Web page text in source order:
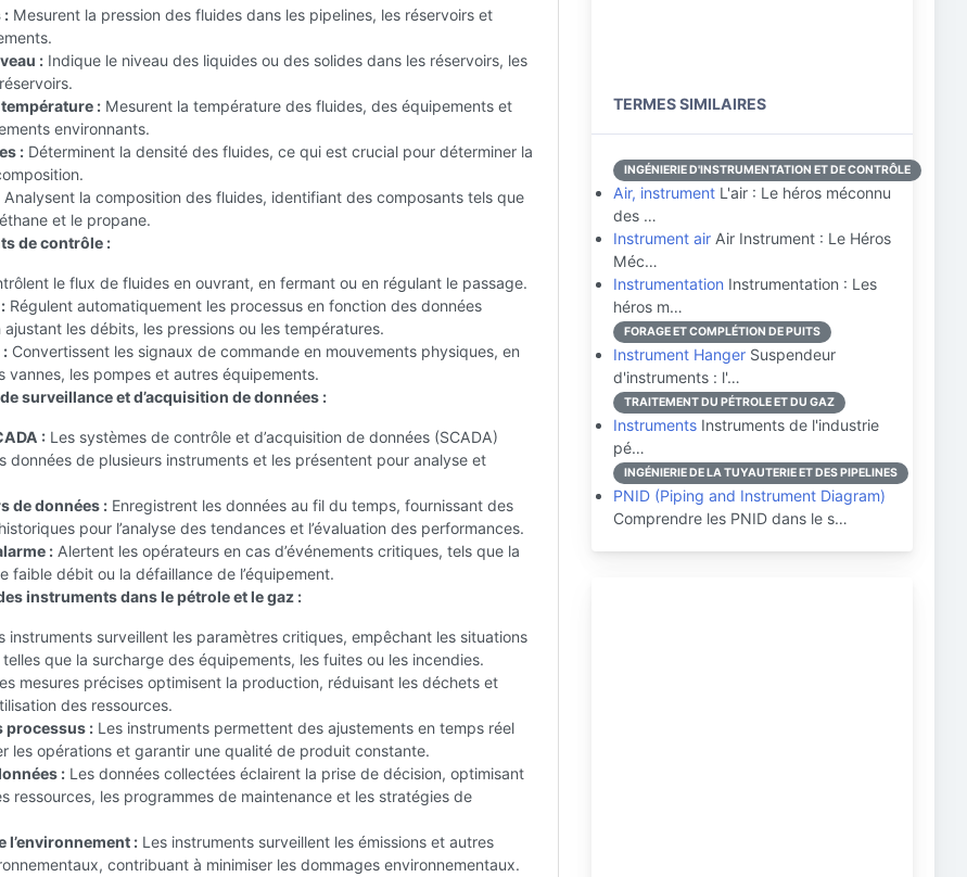
: Mesurent la pression des fluides dans les pipelines, les réservoirs et
: Indique le niveau des liquides ou des solides dans les réservoirs, les
: Mesurent la température des fluides, des équipements et
environnants.
: Déterminent la densité des fluides, ce qui est crucial pour déterminer la
Analysent la composition des fluides, identifiant des composants tels que
et le propane.
de contrôle :
le flux de fluides en ouvrant, en fermant ou en régulant le passage.
Régulent automatiquement les processus en fonction des données
ajustant les débits, les pressions ou les températures.
: Convertissent les signaux de commande en mouvements physiques, en
vannes, les pompes et autres équipements.
surveillance et d’acquisition de données :
: Les systèmes de contrôle et d’acquisition de données (SCADA)
données de plusieurs instruments et les présentent pour analyse et
de données : Enregistrent les données au fil du temps, fournissant des
pour l’analyse des tendances et l’évaluation des performances.
: Alertent les opérateurs en cas d’événements critiques, tels que la
faible débit ou la défaillance de l’équipement.
instruments dans le pétrole et le gaz :
instruments surveillent les paramètres critiques, empêchant les situations
que la surcharge des équipements, les fuites ou les incendies.
mesures précises optimisent la production, réduisant les déchets et
des ressources.
processus : Les instruments permettent des ajustements en temps réel
les opérations et garantir une qualité de produit constante.
: Les données collectées éclairent la prise de décision, optimisant
ressources, les programmes de maintenance et les stratégies de
l’environnement : Les instruments surveillent les émissions et autres
contribuant à minimiser les dommages environnementaux.
TERMES SIMILAIRES
INGÉNIERIE D'INSTRUMENTATION ET DE CONTRÔLE
Air, instrument L'air : Le héros méconnu
des …
Instrument air Air Instrument : Le Héros
Méc…
Instrumentation Instrumentation : Les
héros m…
FORAGE ET COMPLÉTION DE PUITS
Instrument Hanger Suspendeur
d'instruments : l'…
TRAITEMENT DU PÉTROLE ET DU GAZ
Instruments Instruments de l'industrie
pé…
INGÉNIERIE DE LA TUYAUTERIE ET DES PIPELINES
PNID (Piping and Instrument Diagram)
Comprendre les PNID dans le s…